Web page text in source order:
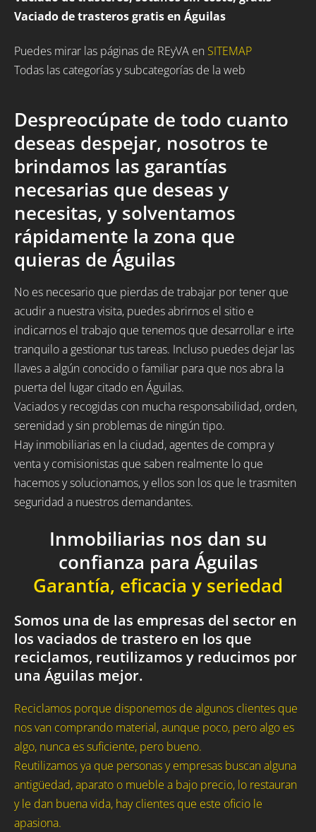
Vaciado de trasteros gratis en Águilas
Puedes mirar las páginas de REyVA en SITEMAP
Todas las categorías y subcategorías de la web
Despreocúpate de todo cuanto
deseas despejar, nosotros te
brindamos las garantías
necesarias que deseas y
necesitas, y solventamos
rápidamente la zona que
quieras de Águilas
No es necesario que pierdas de trabajar por tener que
acudir a nuestra visita, puedes abrirnos el sitio e
indicarnos el trabajo que tenemos que desarrollar e irte
tranquilo a gestionar tus tareas. Incluso puedes dejar las
llaves a algún conocido o familiar para que nos abra la
puerta del lugar citado en Águilas.
Vaciados y recogidas con mucha responsabilidad, orden,
serenidad y sin problemas de ningún tipo.
Hay inmobiliarias en la ciudad, agentes de compra y
venta y comisionistas que saben realmente lo que
hacemos y solucionamos, y ellos son los que le trasmiten
seguridad a nuestros demandantes.
Inmobiliarias nos dan su
confianza para Águilas
Garantía, eficacia y seriedad
Somos una de las empresas del sector en
los vaciados de trastero en los que
reciclamos, reutilizamos y reducimos por
una Águilas mejor.
Reciclamos porque disponemos de algunos clientes que
nos van comprando material, aunque poco, pero algo es
algo, nunca es suficiente, pero bueno.
Reutilizamos ya que personas y empresas buscan alguna
antigüedad, aparato o mueble a bajo precio, lo restauran
y le dan buena vida, hay clientes que este oficio le
apasiona.